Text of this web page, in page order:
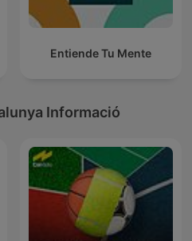
Entiende Tu Mente
Informació